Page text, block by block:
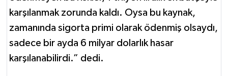
karşılanmak zorunda kaldı. Oysa bu kaynak,
zamanında sigorta primi olarak ödenmiş olsaydı,
sadece bir ayda 6 milyar dolarlık hasar
karşılanabilirdi.” dedi.